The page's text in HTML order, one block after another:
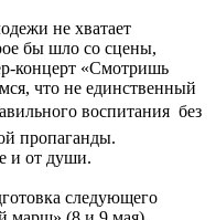
не хватает
бы шло со сцены,
концерт «Смотришь
что не единственный
воспитания  без
пропаганды.
и от души.
следующего